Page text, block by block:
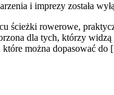
i imprezy została
ścieżki rowerowe,
dla tych, którzy
które można dopasować